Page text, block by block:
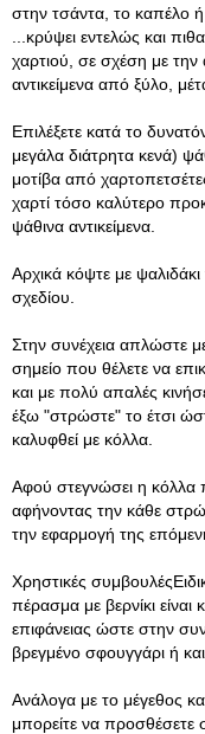
στην τσάντα, το καπέλο
...κρύψει εντελώς και
χαρτιού, σε σχέση με την
αντικείμενα από ξύλο,
Επιλέξετε κατά το
μεγάλα διάτρητα κενά)
μοτίβα από
χαρτί τόσο καλύτερο
ψάθινα αντικείμενα.
Αρχικά κόψτε με
σχεδίου.
Στην συνέχεια απλώστε
σημείο που θέλετε να
και με πολύ απαλές
έξω "στρώστε" το έτσι
καλυφθεί με κόλλα.
Αφού στεγνώσει η κόλλα
αφήνοντας την κάθε
την εφαρμογή της
Χρηστικές
πέρασμα με βερνίκι είναι
επιφάνειας ώστε στην
βρεγμένο σφουγγάρι ή
Ανάλογα με το μέγεθος
μπορείτε να προσθέσετε